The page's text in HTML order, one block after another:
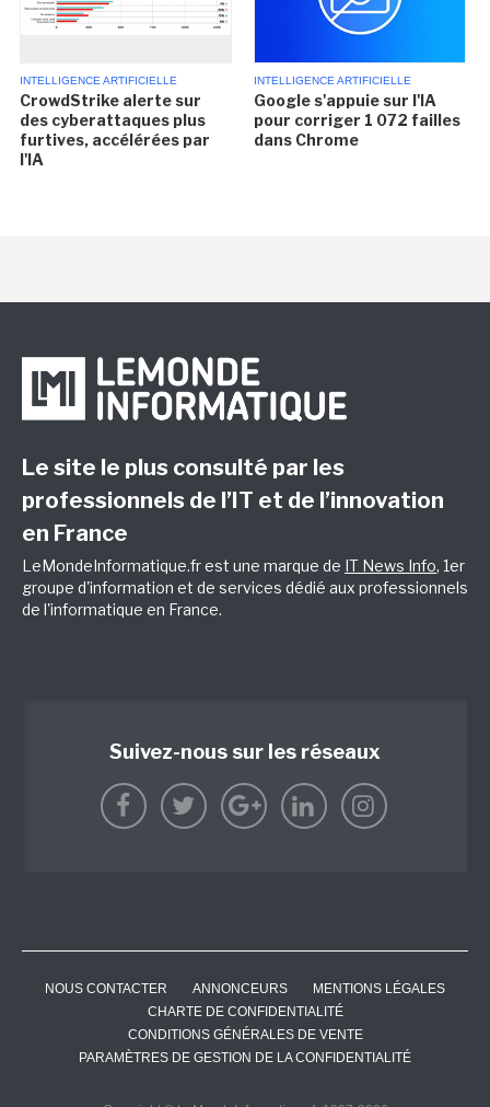
INTELLIGENCE ARTIFICIELLE
CrowdStrike alerte sur
des cyberattaques plus
furtives, accélérées par
l'IA
INTELLIGENCE ARTIFICIELLE
Google s'appuie sur l'IA
pour corriger 1 072 failles
dans Chrome
Le site le plus consulté par les
professionnels de l’IT et de l’innovation
en France
LeMondeInformatique.fr est une marque de IT News Info, 1er
groupe d'information et de services dédié aux professionnels
de l'informatique en France.
Suivez-nous sur les réseaux
NOUS CONTACTER ANNONCEURS
MENTIONS LÉGALES
CHARTE DE CONFIDENTIALITÉ
CONDITIONS GÉNÉRALES DE VENTE
PARAMÈTRES DE GESTION DE LA CONFIDENTIALITÉ